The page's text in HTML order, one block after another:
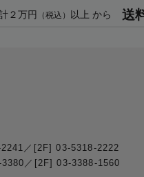
ることができ、撮影距離の
レンズ構成が非対称な一眼
用 温度による収縮が
いる新複合材
用されているポリカーボネ
を実現。 熱収縮率が少ない
２万円 （税込） 以上 から 送
／[2F] 03-5318-2222
／[2F] 03-3388-1560